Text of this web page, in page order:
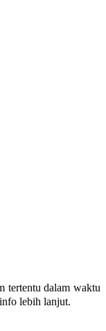
tertentu dalam waktu
lebih lanjut.